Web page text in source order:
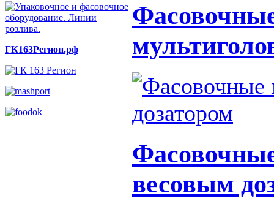
ГК163Регион.рф
весовым